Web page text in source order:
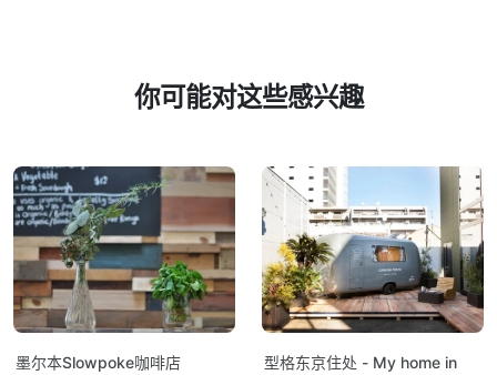
你可能对这些感兴趣
墨尔本Slowpoke咖啡店
型格东京住处 - My home in